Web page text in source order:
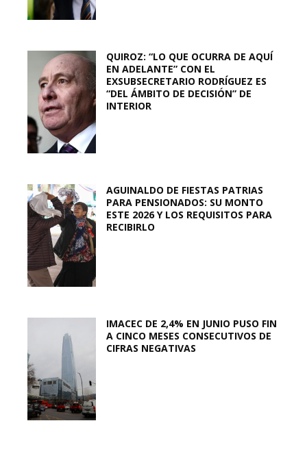
QUIROZ: “LO QUE OCURRA DE AQUÍ
EN ADELANTE” CON EL
EXSUBSECRETARIO RODRÍGUEZ ES
“DEL ÁMBITO DE DECISIÓN” DE
INTERIOR
AGUINALDO DE FIESTAS PATRIAS
PARA PENSIONADOS: SU MONTO
ESTE 2026 Y LOS REQUISITOS PARA
RECIBIRLO
IMACEC DE 2,4% EN JUNIO PUSO FIN
A CINCO MESES CONSECUTIVOS DE
CIFRAS NEGATIVAS